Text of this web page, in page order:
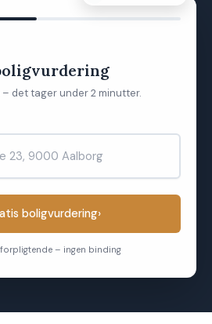
det tager under 2 minutter.
boligvurdering›
– ingen binding